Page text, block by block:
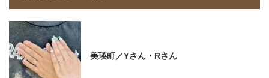
美瑛町／Yさん・Rさん